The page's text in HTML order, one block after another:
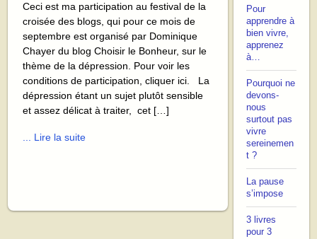
Ceci est ma participation au festival de la
croisée des blogs, qui pour ce mois de
septembre est organisé par Dominique
Chayer du blog Choisir le Bonheur, sur le
thème de la dépression. Pour voir les
conditions de participation, cliquer ici. La
dépression étant un sujet plutôt sensible
et assez délicat à traiter, cet […]
... Lire la suite
Pour
apprendre à
bien vivre,
apprenez
à…
Pourquoi ne
devons-
nous
surtout pas
vivre
sereinemen
t ?
La pause
s’impose
3 livres
pour 3